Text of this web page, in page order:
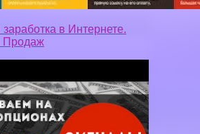
в Интернете.
Продаж